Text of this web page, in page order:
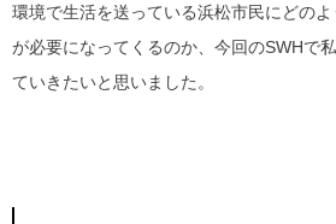
環境で生活を送っている浜松市民にどの
が必要になってくるのか、今回のSWHで
ていきたいと思いました。